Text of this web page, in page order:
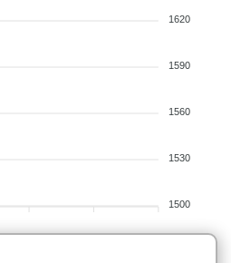
1620
1590
1560
1530
1500